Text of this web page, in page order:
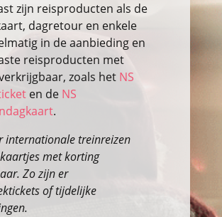
zijn reisproducten als de
dagretour en enkele
in de aanbieding en
reisproducten met
zoals het NS
en de NS
.
internationale treinreizen
met korting
Zo zijn er
of tijdelijke